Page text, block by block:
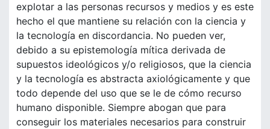
explotar a las personas recursos y medios y es este
hecho el que mantiene su relación con la ciencia y
la tecnología en discordancia. No pueden ver,
debido a su epistemología mítica derivada de
supuestos ideológicos y/o religiosos, que la ciencia
y la tecnología es abstracta axiológicamente y que
todo depende del uso que se le de cómo recurso
humano disponible. Siempre abogan que para
conseguir los materiales necesarios para construir